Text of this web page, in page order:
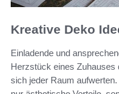
Kreative Deko
Einladende und
Herzstück eines Zuhauses
sich jeder Raum